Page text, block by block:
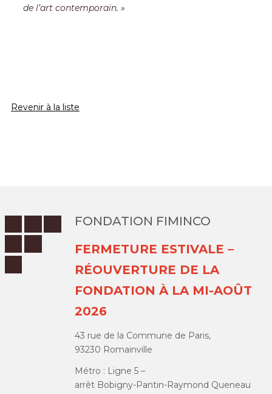
de l’art contemporain. »
Revenir à la liste
FONDATION FIMINCO
FERMETURE ESTIVALE –
RÉOUVERTURE DE LA
FONDATION À LA MI-AOÛT
2026
43 rue de la Commune de Paris,
93230 Romainville
Métro : Ligne 5 –
arrêt Bobigny-Pantin-Raymond Queneau